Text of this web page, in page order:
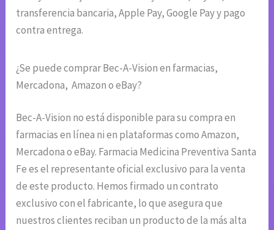
transferencia bancaria, Apple Pay, Google Pay y pago
contra entrega.
¿Se puede comprar Bec-A-Vision en farmacias,
Mercadona, Amazon o eBay?
Bec-A-Vision no está disponible para su compra en
farmacias en línea ni en plataformas como Amazon,
Mercadona o eBay. Farmacia Medicina Preventiva Santa
Fe es el representante oficial exclusivo para la venta
de este producto. Hemos firmado un contrato
exclusivo con el fabricante, lo que asegura que
nuestros clientes reciban un producto de la más alta